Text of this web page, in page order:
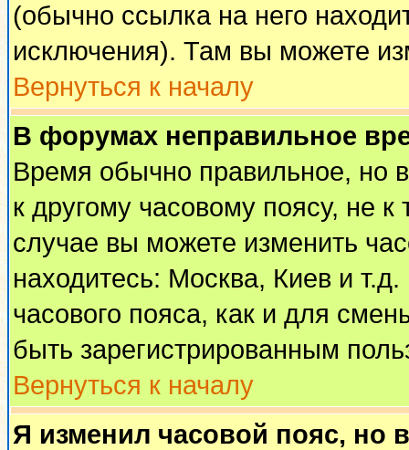
(обычно ссылка на него
исключения). Там вы можете
Вернуться к началу
В форумах неправильное
Время обычно правильное, но
к другому часовому поясу, не
случае вы можете изменить
находитесь: Москва, Киев и
часового пояса, как и для
быть зарегистрированным
Вернуться к началу
Я изменил часовой пояс, но